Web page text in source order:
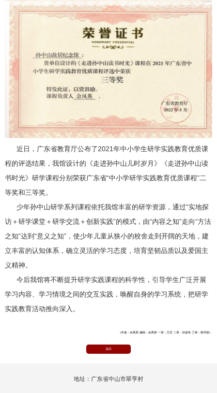
近日，广东省教育厅公布了2021年中小学生研学实践教育优质课
程的评选结果，我馆设计的《走进孙中山儿时岁月》《走进孙中山读
书时光》研学课程分别荣获广东省“中小学研学实践教育优质课程”二
等奖和三等奖。
少年孙中山研学系列课程依托我馆丰富的研学资源，通过“实地探
访＋研学课堂＋研学交流＋创新实践”的模式，由“内容之知”走向“方法
之知”达到“意义之知”，使少年儿童从狭小的校舍走到开阔的天地，建
立丰富的认知体系，确立灵活的学习态度，培育坚韧品质以及爱国主
义精神。
今后我馆将不断提升研学实践课程的科学性，引导学生广泛开展
学习内容、学习情境之间的交互实践，唤醒自身的学习系统，把研学
实践教育活动推向深入。
（作者：佘凤英 编辑：佘凤英 一审：王芬 二审：张道有 三审：林华煊）
返回
地址：广东省中山市翠亨村